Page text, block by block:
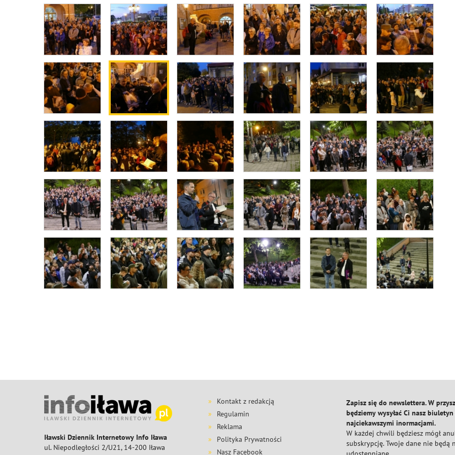
Iławski Dziennik Internetowy Info Iława
ul. Niepodległości 2/U21, 14-200 Iława
Kontakt z redakcją
Regulamin
Reklama
Polityka Prywatności
Nasz Facebook
Zapisz się do newslettera. W
będziemy wysyłać Ci nasz biuletyn
najciekawszymi inormacjami.
W każdej chwili będziesz mógł
subskrypcję. Twoje dane nie będą